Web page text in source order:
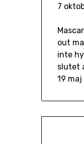
7
out
inte
slutet
19 maj